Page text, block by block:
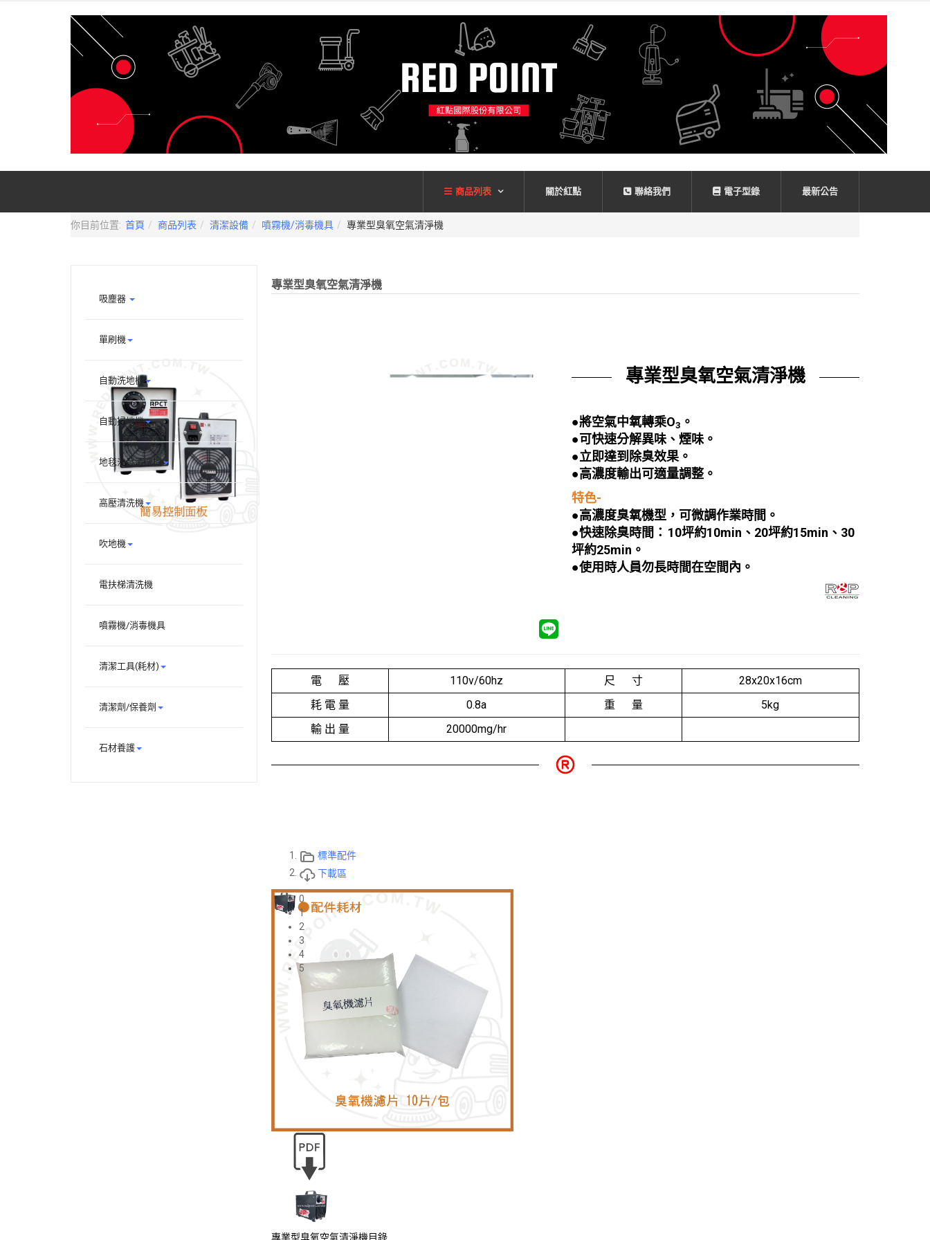
商品列表 關於紅點 聯絡我們 電子型錄 最新公告
你目前位置: 首頁 商品列表 清潔設備 噴霧機/消毒機具 專業型臭氧空氣清淨機
專業型臭氧空氣清淨機
0
1
2
3
4
5
專業型臭氧空氣清淨機
●將空氣中氧轉乘O3 。
●可快速分解異味、煙味。
●立即達到除臭效果。
●高濃度輸出可適量調整。
特色-
●高濃度臭氧機型，可微調作業時間。
●快速除臭時間： 10坪約10min、20坪約15min、30
坪約25min。
●使用時人員勿長時間在空間內。
電 壓 110v/60hz 尺 寸
28x20x16cm
耗 電 量
0.8a 重 量
5kg
輸 出 量
20000mg/hr
標準配件
下載區
專業型臭氧空氣清淨機目錄
吸塵器
單刷機
自動洗地機
自動掃地機
地毯沙發清洗機
高壓清洗機
吹地機
電扶梯清洗機
噴霧機/消毒機具
清潔工具(耗材)
清潔劑/保養劑
石材養護